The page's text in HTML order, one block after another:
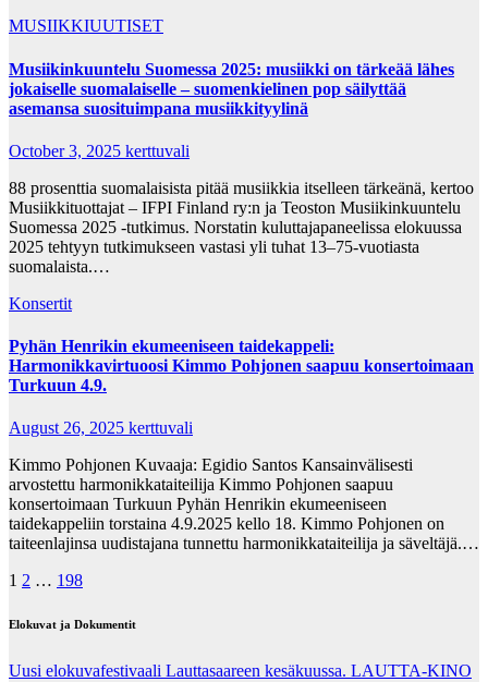
MUSIIKKIUUTISET
Musiikinkuuntelu Suomessa 2025: musiikki on tärkeää lähes
jokaiselle suomalaiselle – suomenkielinen pop säilyttää
asemansa suosituimpana musiikkityylinä
October 3, 2025 kerttuvali
88 prosenttia suomalaisista pitää musiikkia itselleen tärkeänä, kertoo
Musiikkituottajat – IFPI Finland ry:n ja Teoston Musiikinkuuntelu
Suomessa 2025 -tutkimus. Norstatin kuluttajapaneelissa elokuussa
2025 tehtyyn tutkimukseen vastasi yli tuhat 13–75-vuotiasta
suomalaista.…
Konsertit
Pyhän Henrikin ekumeeniseen taidekappeli:
Harmonikkavirtuoosi Kimmo Pohjonen saapuu konsertoimaan
Turkuun 4.9.
August 26, 2025 kerttuvali
Kimmo Pohjonen Kuvaaja: Egidio Santos Kansainvälisesti
arvostettu harmonikkataiteilija Kimmo Pohjonen saapuu
konsertoimaan Turkuun Pyhän Henrikin ekumeeniseen
taidekappeliin torstaina 4.9.2025 kello 18. Kimmo Pohjonen on
taiteenlajinsa uudistajana tunnettu harmonikkataiteilija ja säveltäjä.…
Posts
pagination
1 2 … 198
Elokuvat ja Dokumentit
Uusi elokuvafestivaali Lauttasaareen kesäkuussa. LAUTTA-KINO